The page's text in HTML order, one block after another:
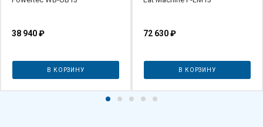
38 940₽
В КОРЗИНУ
72 630₽
В КОРЗИНУ